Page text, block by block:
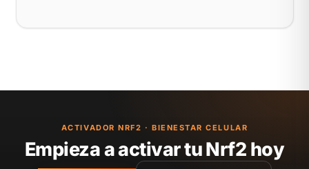
ACTIVADOR NRF2 · BIENESTAR CELULAR
Empieza a activar tu Nrf2 hoy